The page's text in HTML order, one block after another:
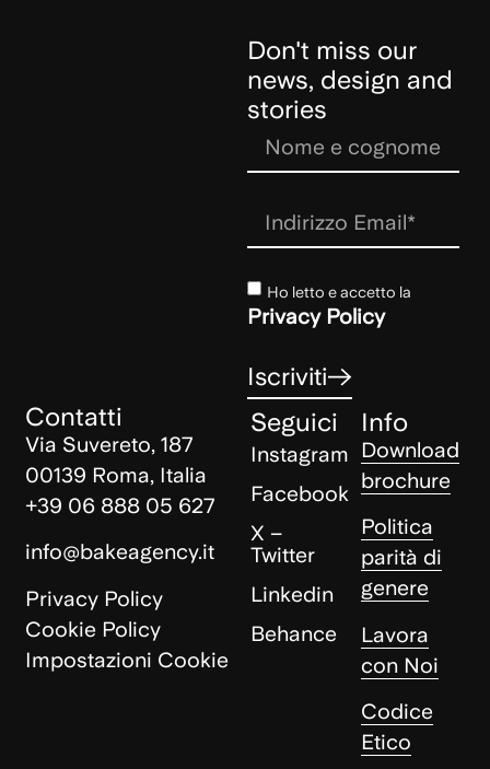
Don't miss our
news, design and
stories
Ho letto e accetto la
Privacy Policy
Iscriviti
Contatti
Via Suvereto, 187
00139 Roma, Italia
+39 06 888 05 627
info@bakeagency.it
Privacy Policy
Cookie Policy
Impostazioni Cookie
Seguici
Instagram
Facebook
X –
Twitter
Linkedin
Behance
Info
Download
brochure
Politica
parità di
genere
Lavora
con Noi
Codice
Etico